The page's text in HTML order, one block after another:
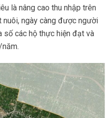
là nâng cao thu nhập trên
ngày càng được người
số các hộ thực hiện đạt và